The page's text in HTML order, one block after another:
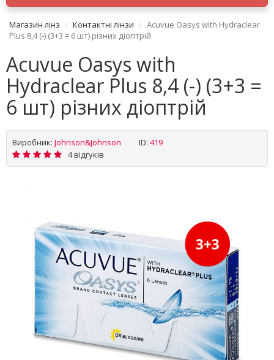
Магазин лінз Контактні лінзи
Acuvue Oasys with Hydraclear
Plus 8,4 (-) (3+3 = 6 шт) різних діоптрій
Acuvue Oasys with
Hydraclear Plus 8,4 (-) (3+3 =
6 шт) різних діоптрій
Виробник: Johnson&Johnson ID: 419
4 відгуків